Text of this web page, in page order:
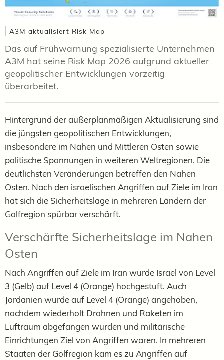
A3M aktualisiert Risk Map
Das auf Frühwarnung spezialisierte Unternehmen
A3M hat seine Risk Map 2026 aufgrund aktueller
geopolitischer Entwicklungen vorzeitig
überarbeitet.
Hintergrund der außerplanmäßigen Aktualisierung sind
die jüngsten geopolitischen Entwicklungen,
insbesondere im Nahen und Mittleren Osten sowie
politische Spannungen in weiteren Weltregionen. Die
deutlichsten Veränderungen betreffen den Nahen
Osten. Nach den israelischen Angriffen auf Ziele im Iran
hat sich die Sicherheitslage in mehreren Ländern der
Golfregion spürbar verschärft.
Verschärfte Sicherheitslage im Nahen
Osten
Nach Angriffen auf Ziele im Iran wurde Israel von Level
3 (Gelb) auf Level 4 (Orange) hochgestuft. Auch
Jordanien wurde auf Level 4 (Orange) angehoben,
nachdem wiederholt Drohnen und Raketen im
Luftraum abgefangen wurden und militärische
Einrichtungen Ziel von Angriffen waren. In mehreren
Staaten der Golfregion kam es zu Angriffen auf